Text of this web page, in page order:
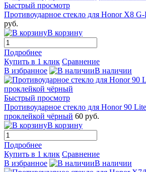
Быстрый просмотр
Противоударное стекло для Honor X8
руб.
В корзину
Подробнее
Купить в 1 клик Сравнение
В избранное
В наличии
Быстрый просмотр
Противоударное стекло для Honor 90
проклейкой чёрный 60 руб.
В корзину
Подробнее
Купить в 1 клик Сравнение
В избранное
В наличии